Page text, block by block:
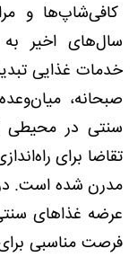
کافی‌شاپ‌ها و
سال‌های اخیر
خدمات غذایی
صبحانه،
سنتی در محیطی
تقاضا برای
مدرن شده است. در
عرضه غذاهای
فرصت مناسبی